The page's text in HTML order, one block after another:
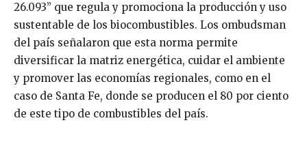
26.093” que regula y promociona la producción y uso
sustentable de los biocombustibles. Los ombudsman
del país señalaron que esta norma permite
diversificar la matriz energética, cuidar el ambiente
y promover las economías regionales, como en el
caso de Santa Fe, donde se producen el 80 por ciento
de este tipo de combustibles del país.